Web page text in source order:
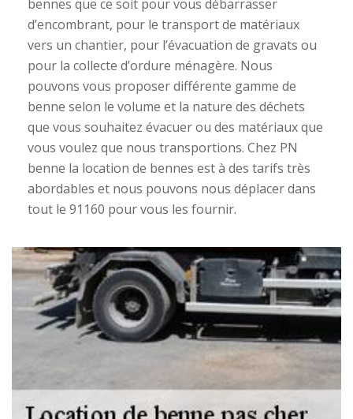
bennes que ce soit pour vous débarrasser
d’encombrant, pour le transport de matériaux
vers un chantier, pour l’évacuation de gravats ou
pour la collecte d’ordure ménagère. Nous
pouvons vous proposer différente gamme de
benne selon le volume et la nature des déchets
que vous souhaitez évacuer ou des matériaux que
vous voulez que nous transportions. Chez PN
benne la location de bennes est à des tarifs très
abordables et nous pouvons nous déplacer dans
tout le 91160 pour vous les fournir.